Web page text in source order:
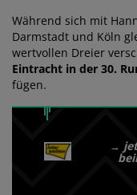
Während sich mit
Darmstadt und Köln
wertvollen Dreier
Eintracht in der 30.
fügen.
→